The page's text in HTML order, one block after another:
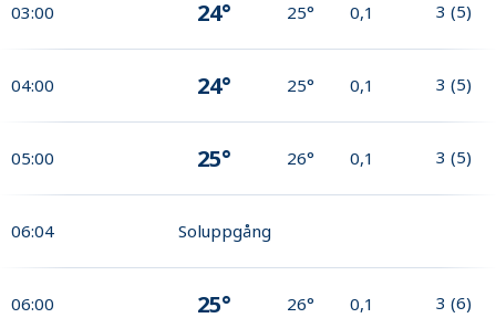
03:00 24° 25° 0,1 3 (5)
04:00 24° 25° 0,1 3 (5)
05:00 25° 26° 0,1 3 (5)
06:04 Soluppgång
06:00 25° 26° 0,1 3 (6)